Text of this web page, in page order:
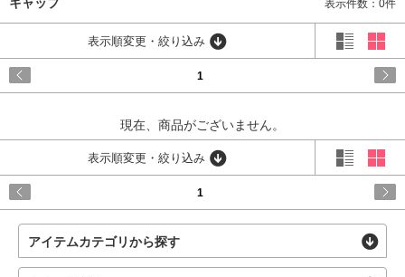
STORE
表示件数：0件
表示順変更・絞り込み
1
現在、商品がございません。
表示順変更・絞り込み
1
アイテムカテゴリから探す